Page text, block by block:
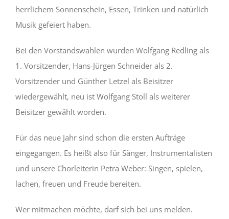
herrlichem Sonnenschein, Essen, Trinken und natürlich
Musik gefeiert haben.
Bei den Vorstandswahlen wurden Wolfgang Redling als
1. Vorsitzender, Hans-Jürgen Schneider als 2.
Vorsitzender und Günther Letzel als Beisitzer
wiedergewählt, neu ist Wolfgang Stoll als weiterer
Beisitzer gewählt worden.
Für das neue Jahr sind schon die ersten Aufträge
eingegangen. Es heißt also für Sänger, Instrumentalisten
und unsere Chorleiterin Petra Weber: Singen, spielen,
lachen, freuen und Freude bereiten.
Wer mitmachen möchte, darf sich bei uns melden.